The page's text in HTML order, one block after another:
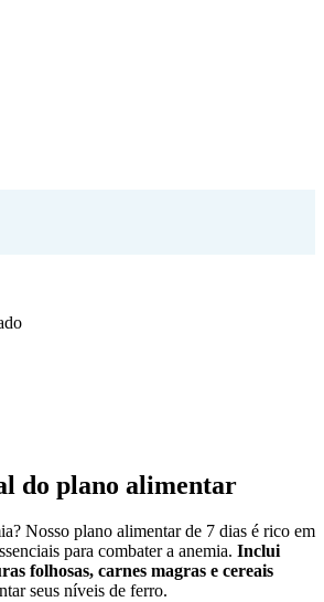
do plano alimentar
Nosso plano alimentar de 7 dias é rico em
para combater a anemia. Inclui
folhosas, carnes magras e cereais
seus níveis de ferro.